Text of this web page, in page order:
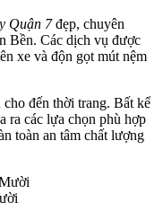
Quận 7đẹp, chuyên
Bền. Các dịch vụ được
xe và độn gọt mút nệm
đến thời trang. Bất kể
ra các lựa chọn phù hợp
toàn an tâm chất lượng